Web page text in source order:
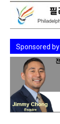
Sponsored by